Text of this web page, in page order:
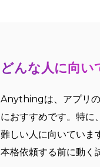
どんな人に向い
Anythingは、アプリの
におすすめです。特に
難しい人に向いていま
本格依頼する前に動く